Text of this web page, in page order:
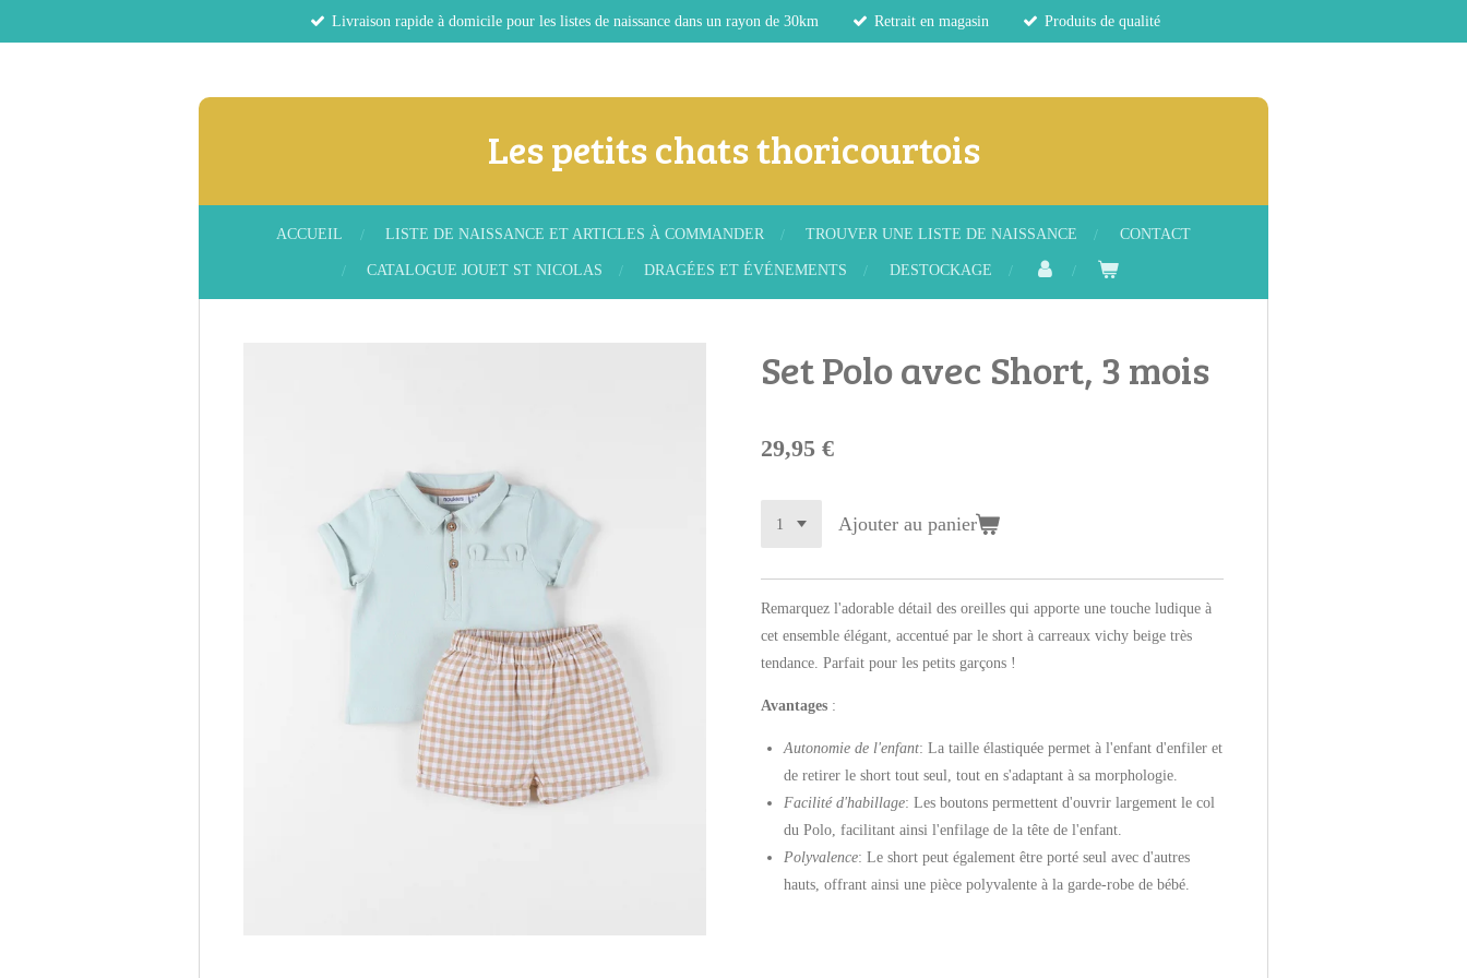
Livraison rapide à domicile pour les listes de naissance dans un rayon de 30km Retrait en magasin Produits de qualité
Les petits chats thoricourtois
ACCUEIL LISTE DE NAISSANCE ET ARTICLES À COMMANDER TROUVER UNE LISTE DE NAISSANCE CONTACT
CATALOGUE JOUET ST NICOLAS DRAGÉES ET ÉVÉNEMENTS DESTOCKAGE
Set Polo avec Short, 3 mois
29,95 €
Ajouter au panier
Remarquez l'adorable détail des oreilles qui apporte une touche ludique à
cet ensemble élégant, accentué par le short à carreaux vichy beige très
tendance. Parfait pour les petits garçons !
Avantages :
Autonomie de l'enfant: La taille élastiquée permet à l'enfant d'enfiler et
de retirer le short tout seul, tout en s'adaptant à sa morphologie.
Facilité d'habillage: Les boutons permettent d'ouvrir largement le col
du Polo, facilitant ainsi l'enfilage de la tête de l'enfant.
Polyvalence: Le short peut également être porté seul avec d'autres
hauts, offrant ainsi une pièce polyvalente à la garde-robe de bébé.